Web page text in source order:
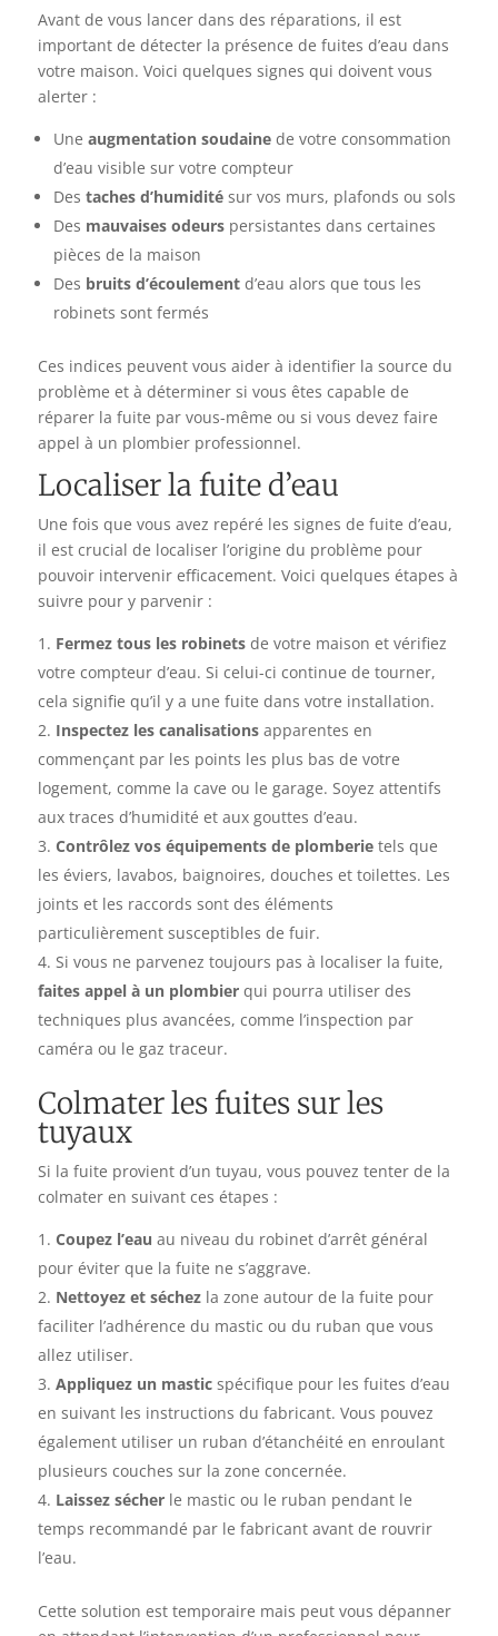
Avant de vous lancer dans des réparations, il est
important de détecter la présence de fuites d’eau dans
votre maison. Voici quelques signes qui doivent vous
alerter :
Une augmentation soudainede votre consommation
d’eau visible sur votre compteur
Des taches d’humiditésur vos murs, plafonds ou sols
Des mauvaises odeurspersistantes dans certaines
pièces de la maison
Des bruits d’écoulementd’eau alors que tous les
robinets sont fermés
Ces indices peuvent vous aider à identifier la source du
problème et à déterminer si vous êtes capable de
réparer la fuite par vous-même ou si vous devez faire
appel à un plombier professionnel.
Localiser la fuite d’eau
Une fois que vous avez repéré les signes de fuite d’eau,
il est crucial de localiser l’origine du problème pour
pouvoir intervenir efficacement. Voici quelques étapes à
suivre pour y parvenir :
Fermez tous les robinetsde votre maison et vérifiez
votre compteur d’eau. Si celui-ci continue de tourner,
cela signifie qu’il y a une fuite dans votre installation.
Inspectez les canalisationsapparentes en
commençant par les points les plus bas de votre
logement, comme la cave ou le garage. Soyez attentifs
aux traces d’humidité et aux gouttes d’eau.
Contrôlez vos équipements de plomberietels que
les éviers, lavabos, baignoires, douches et toilettes. Les
joints et les raccords sont des éléments
particulièrement susceptibles de fuir.
Si vous ne parvenez toujours pas à localiser la fuite,
faites appel à un plombierqui pourra utiliser des
techniques plus avancées, comme l’inspection par
caméra ou le gaz traceur.
Colmater les fuites sur les
tuyaux
Si la fuite provient d’un tuyau, vous pouvez tenter de la
colmater en suivant ces étapes :
Coupez l’eau au niveau du robinet d’arrêt général
pour éviter que la fuite ne s’aggrave.
Nettoyez et séchezla zone autour de la fuite pour
faciliter l’adhérence du mastic ou du ruban que vous
allez utiliser.
Appliquez un masticspécifique pour les fuites d’eau
en suivant les instructions du fabricant. Vous pouvez
également utiliser un ruban d’étanchéité en enroulant
plusieurs couches sur la zone concernée.
Laissez sécherle mastic ou le ruban pendant le
temps recommandé par le fabricant avant de rouvrir
l’eau.
Cette solution est temporaire mais peut vous dépanner